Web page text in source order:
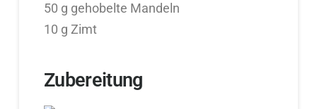
50 g gehobelte Mandeln
10 g Zimt
Zubereitung